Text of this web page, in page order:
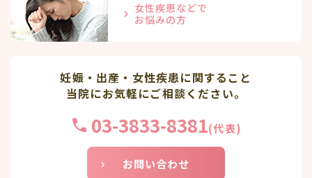
女性疾患などで
お悩みの方
妊娠・出産・女性疾患に関すること
当院にお気軽にご相談ください。
03-3833-8381(代表)
お問い合わせ